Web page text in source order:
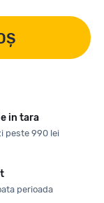
in tara
peste 990 lei
perioada